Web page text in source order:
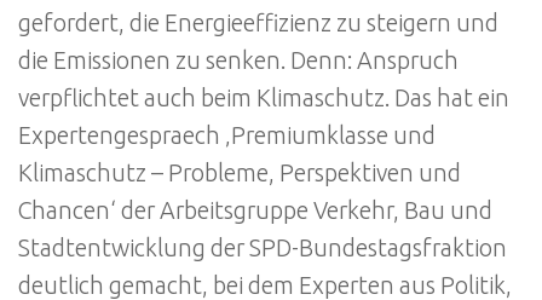
gefordert, die Energieeffizienz zu steigern und
die Emissionen zu senken. Denn: Anspruch
verpflichtet auch beim Klimaschutz. Das hat ein
Expertengespraech ‚Premiumklasse und
Klimaschutz – Probleme, Perspektiven und
Chancen‘ der Arbeitsgruppe Verkehr, Bau und
Stadtentwicklung der SPD-Bundestagsfraktion
deutlich gemacht, bei dem Experten aus Politik,